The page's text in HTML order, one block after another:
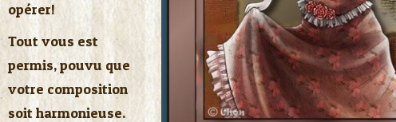
opérer!
Tout vous est
permis, pouvu que
votre composition
soit harmonieuse.